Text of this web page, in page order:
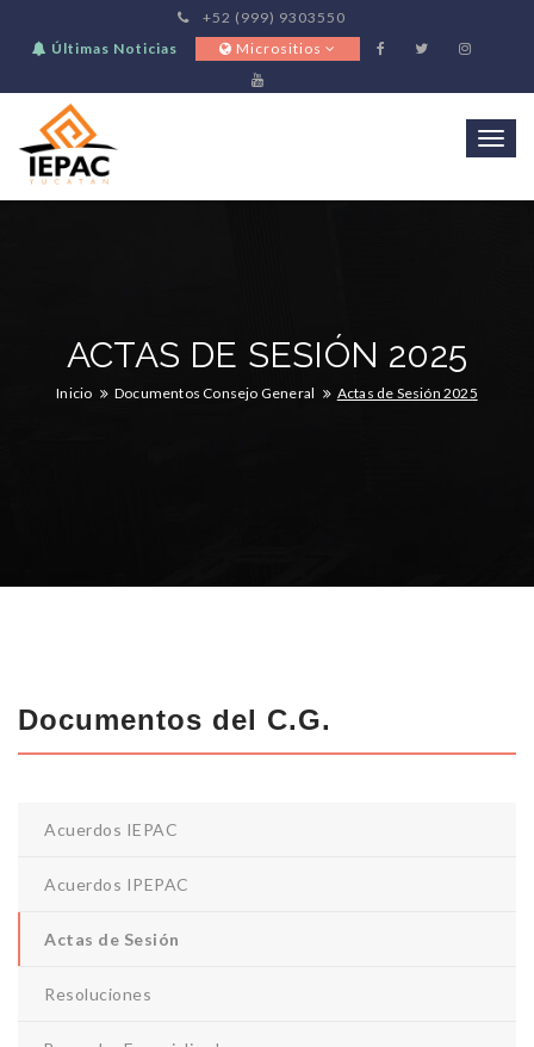
+52 (999) 9303550
Últimas Noticias
Micrositios
ACTAS DE SESIÓN 2025
Inicio Documentos Consejo General Actas de Sesión 2025
Documentos del C.G.
Acuerdos IEPAC
Acuerdos IPEPAC
Actas de Sesión
Resoluciones